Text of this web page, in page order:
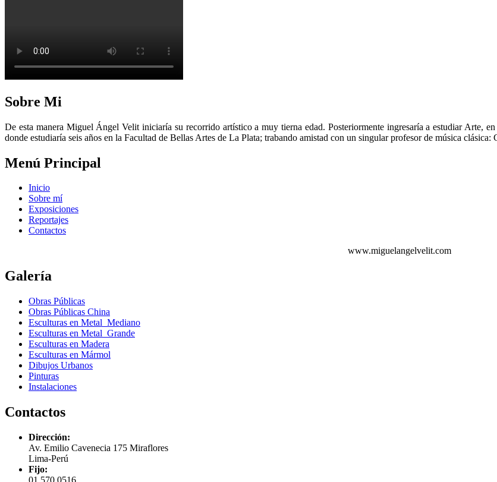
Sobre Mi
De esta manera Miguel Ángel Velit iniciaría su recorrido artístico a muy tierna edad. Posteriormente ingresaría a estudiar Arte,
donde estudiaría seis años en la Facultad de Bellas Artes de La Plata; trabando amistad con un singular profesor de música clásica:
Menú Principal
Inicio
Sobre mí
Exposiciones
Reportajes
Contactos
www.miguelangelvelit.com
Galería
Obras Públicas
Obras Públicas China
Esculturas en Metal Mediano
Esculturas en Metal Grande
Esculturas en Madera
Esculturas en Mármol
Dibujos Urbanos
Pinturas
Instalaciones
Contactos
Dirección:
Av. Emilio Cavenecia 175 Miraflores
Lima-Perú
Fijo:
01 570 0516